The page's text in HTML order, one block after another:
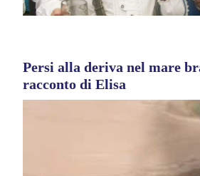
Persi alla deriva nel mare
racconto di Elisa